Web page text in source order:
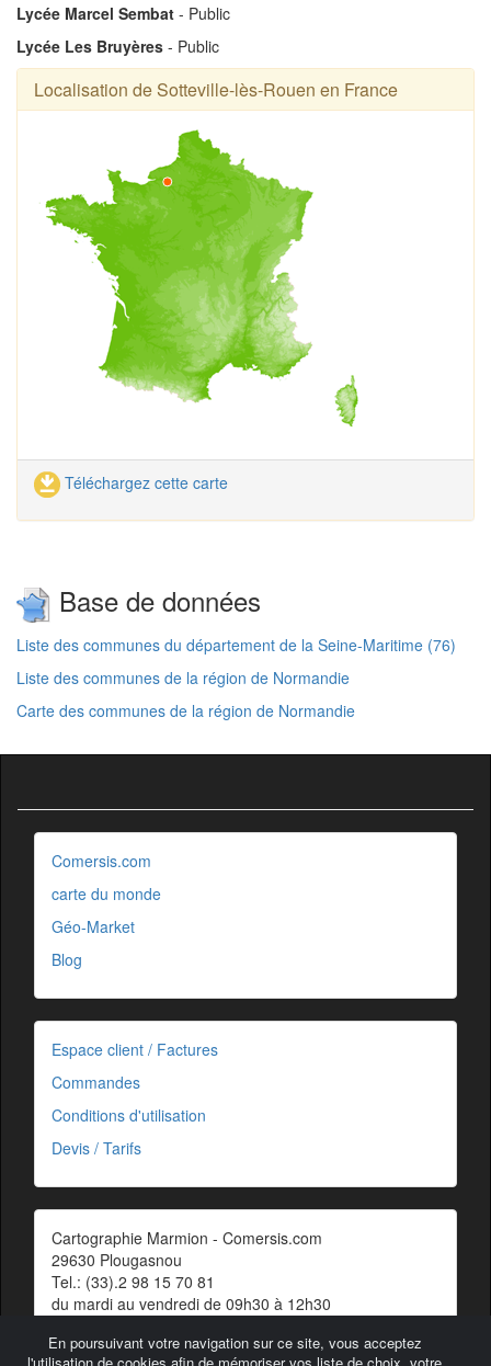
Lycée Marcel Sembat - Public
Lycée Les Bruyères - Public
Localisation de Sotteville-lès-Rouen en France
Téléchargez cette carte
Base de données
Liste des communes du département de la Seine-Maritime (76)
Liste des communes de la région de Normandie
Carte des communes de la région de Normandie
En poursuivant votre navigation sur ce site, vous acceptez
Comersis.com
carte du monde
Géo-Market
Blog
Espace client / Factures
Commandes
Conditions d'utilisation
Devis / Tarifs
Cartographie Marmion - Comersis.com
29630 Plougasnou
Tel.: (33).2 98 15 70 81
du mardi au vendredi de 09h30 à 12h30
Contact